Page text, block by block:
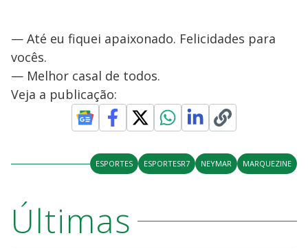
— Até eu fiquei apaixonado. Felicidades para
vocês.
— Melhor casal de todos.
Veja a publicação:
ESPORTES ESPORTESR7 NEYMAR MARQUEZINE
Últimas